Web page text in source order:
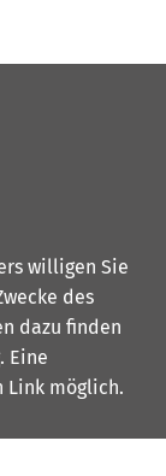
willigen Sie
des
dazu finden
. Eine
Link möglich.